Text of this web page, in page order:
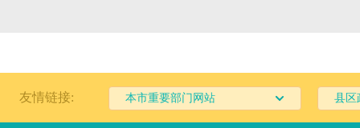
友情链接: 本市重要部门网站 县区